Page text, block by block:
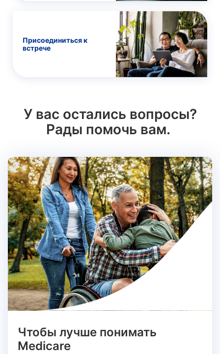
Присоединиться к
встрече
У вас остались вопросы?
Рады помочь вам.
Чтобы лучше понимать
Medicare